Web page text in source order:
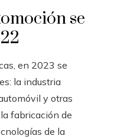
se
en 2023 se
la industria
y otras
fabricación de
de la